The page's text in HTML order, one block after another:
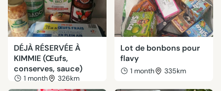
DÉJÀ RÉSERVÉE À
KIMMIE (Œufs,
conserves, sauce)
1 month 326km
Lot de bonbons pour
flavy
1 month 335km